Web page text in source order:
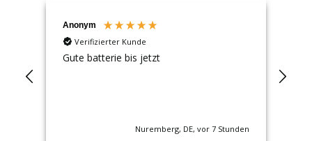
Anonym
Verifizierter Kunde
Gute batterie bis jetzt
Nuremberg, DE, vor 7 Stunden